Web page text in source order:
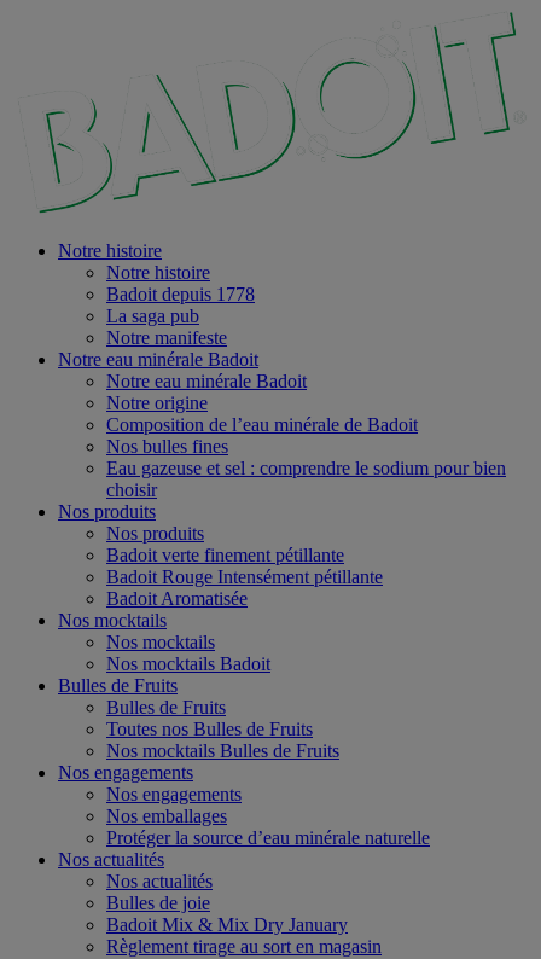
Notre histoire
Notre histoire
Badoit depuis 1778
La saga pub
Notre manifeste
Notre eau minérale Badoit
Notre eau minérale Badoit
Notre origine
Composition de l’eau minérale de Badoit
Nos bulles fines
Eau gazeuse et sel : comprendre le sodium pour bien
choisir
Nos produits
Nos produits
Badoit verte finement pétillante
Badoit Rouge Intensément pétillante
Badoit Aromatisée
Nos mocktails
Nos mocktails
Nos mocktails Badoit
Bulles de Fruits
Bulles de Fruits
Toutes nos Bulles de Fruits
Nos mocktails Bulles de Fruits
Nos engagements
Nos engagements
Nos emballages
Protéger la source d’eau minérale naturelle
Nos actualités
Nos actualités
Bulles de joie
Badoit Mix & Mix Dry January
Règlement tirage au sort en magasin